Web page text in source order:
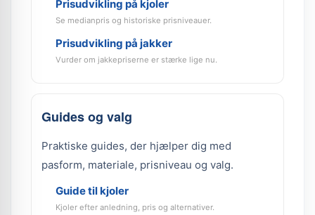
Prisudvikling på kjoler
Se medianpris og historiske prisniveauer.
Prisudvikling på jakker
Vurder om jakkepriserne er stærke lige nu.
Guides og valg
Praktiske guides, der hjælper dig med
pasform, materiale, prisniveau og valg.
Guide til kjoler
Kjoler efter anledning, pris og alternativer.